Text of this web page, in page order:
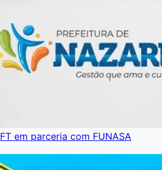
em parceria com FUNASA